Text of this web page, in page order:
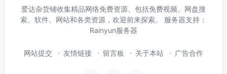
爱达杂货铺收集精品网络免费资源、包括免费视频、网盘搜
索、软件、网站和各类资源，欢迎前来探索。 服务器支持：
Rainyun服务器
网站提交 友情链接 留言板 关于本站 广告合作